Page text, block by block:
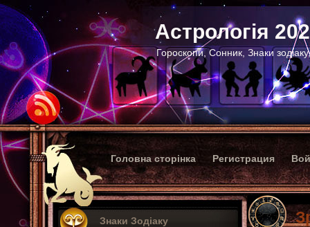
Астрологія
Гороскопи, Сонник, Знаки
Головна сторінка Регистрация
Знаки Зодіаку